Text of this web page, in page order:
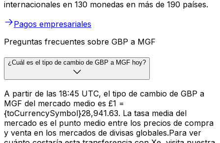
internacionales en 130 monedas en más de 190 países.
Pagos empresariales
Preguntas frecuentes sobre GBP a MGF
¿Cuál es el tipo de cambio de GBP a MGF hoy?
A partir de las 18:45 UTC, el tipo de cambio de GBP a
MGF del mercado medio es £1 =
{toCurrencySymbol}28,941.63. La tasa media del
mercado es el punto medio entre los precios de compra
y venta en los mercados de divisas globales.Para ver